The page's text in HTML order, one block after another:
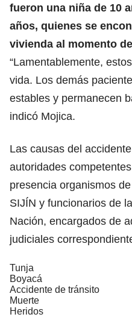
fueron una niña de 10
años, quienes se
vivienda al momento
“Lamentablemente,
vida. Los demás
estables y permanecen
indicó Mojica.
Las causas del
autoridades
presencia organismos
SIJÍN y funcionarios de
Nación, encargados de
judiciales
Tunja
Boyacá
Accidente de tránsito
Muerte
Heridos